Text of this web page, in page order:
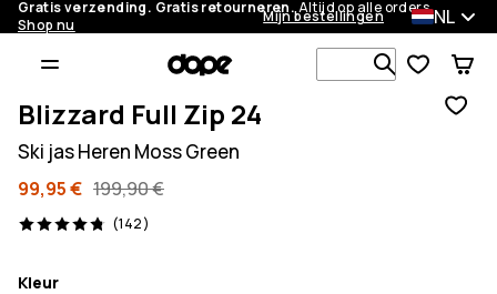
Gratis verzending. Gratis retourneren.Altijd op alle orders.
Shop nu
Mijn bestellingen NL
Zoek in 1
Blizzard Full Zip 24
Ski jas Heren Moss Green
99,95 € 199,90 €
(142)
142 beoordelingen, 4.8/5
Kleur